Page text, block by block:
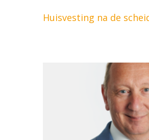
Huisvesting na de